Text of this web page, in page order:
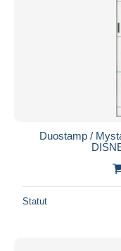
Duostamp /
Statut